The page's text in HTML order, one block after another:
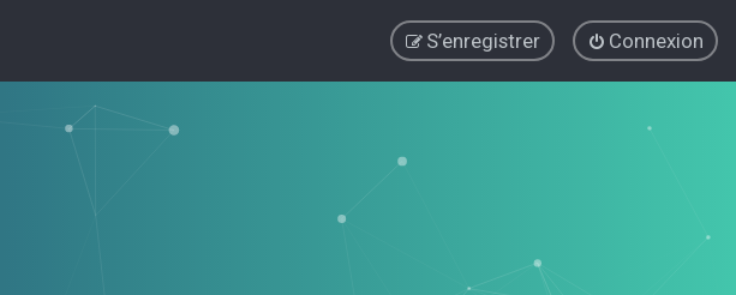
Connexion
S’enregistrer